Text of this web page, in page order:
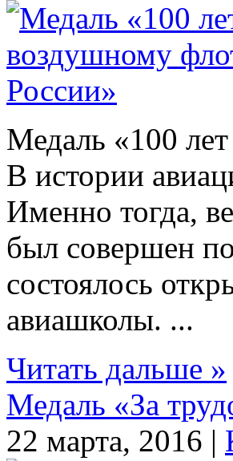
Медаль «100
В истории
Именно тогда,
был совершен
состоялось
авиашколы. ...
Читать дальше »
Медаль «За
22 марта, 2016 |